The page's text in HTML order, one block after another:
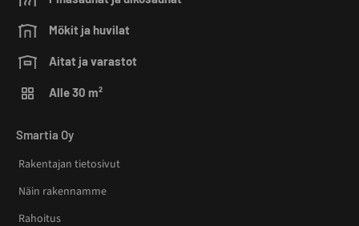
Mökit ja huvilat
Aitat ja varastot
Alle 30 m²
Smartia Oy
Rakentajan tietosivut
Näin rakennamme
Rahoitus